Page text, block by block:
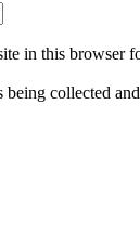
in this browser
being collected